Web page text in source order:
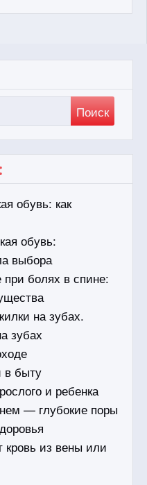
Поиск
обувь: как
обувь:
выбора
при болях в спине:
на зубах.
зубах
в быту
и ребенка
— глубокие поры
кровь из вены или